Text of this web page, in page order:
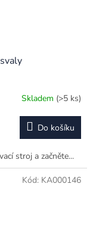
Skladem (>5 ks)
Do košíku
stroj a začněte...
Kód: KA000146